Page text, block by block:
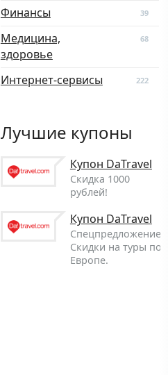
Финансы 39
Медицина,
здоровье
68
Интернет-сервисы 222
Лучшие купоны
Купон DaTravel
Скидка 1000
рублей!
Купон DaTravel
Спецпредложение!
Скидки на туры по
Европе.